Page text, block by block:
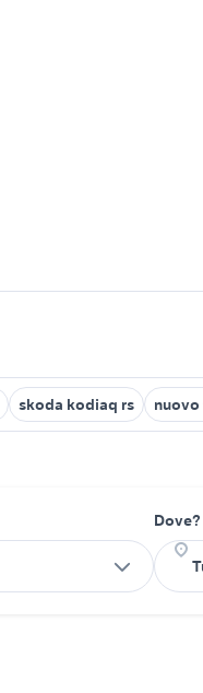
skoda kodiaq rs
Dove?